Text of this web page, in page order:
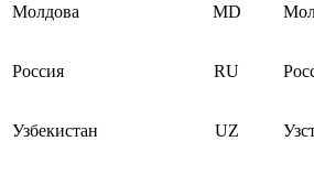
Молдова MD
Россия RU
Узбекистан UZ